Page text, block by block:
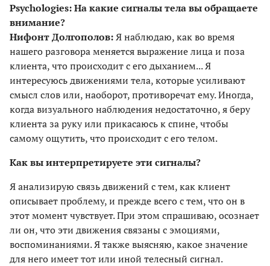
Psychologies: На какие сигналы тела вы обращаете
внимание?
Нифонт Долгополов:Я наблюдаю, как во время
нашего разговора меняется выражение лица и поза
клиента, что происходит с его дыханием... Я
интересуюсь движениями тела, которые усиливают
смысл слов или, наоборот, противоречат ему. Иногда,
когда визуального наблюдения недостаточно, я беру
клиента за руку или прикасаюсь к спине, чтобы
самому ощутить, что происходит с его телом.
Как вы интерпретируете эти сигналы?
Я анализирую связь движений с тем, как клиент
описывает проблему, и прежде всего с тем, что он в
этот момент чувствует. При этом спрашиваю, осознает
ли он, что эти движения связаны с эмоциями,
воспоминаниями. Я также выясняю, какое значение
для него имеет тот или иной телесный сигнал.